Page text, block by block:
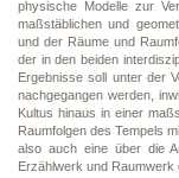
physische Modelle zur
maßstäblichen und
und der Räume und
der in den beiden
Ergebnisse soll unter der
nachgegangen werden,
Kultus hinaus in einer
Raumfolgen des Tempels
also auch eine über die
Erzählwerk und Raumwerk